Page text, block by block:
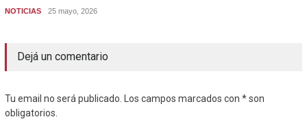
NOTICIAS 25 mayo, 2026
Dejá un comentario
Tu email no será publicado. Los campos marcados con * son
obligatorios.